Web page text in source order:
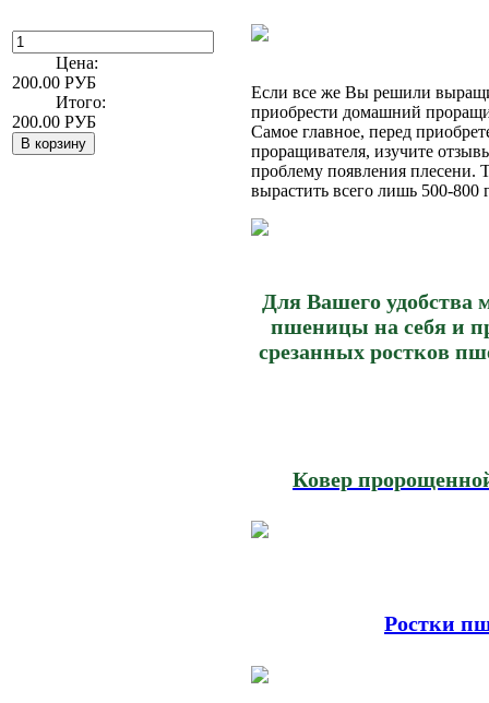
Цена:
200.00 РУБ
Итого:
200.00 РУБ
Если все же Вы решили
приобрести домашний
Самое главное, перед
проращивателя, изучите
проблему появления плесени.
вырастить всего лишь 500-
Для Вашего
пшеницы на себя и
срезанных ростков
Ковер
Ростки